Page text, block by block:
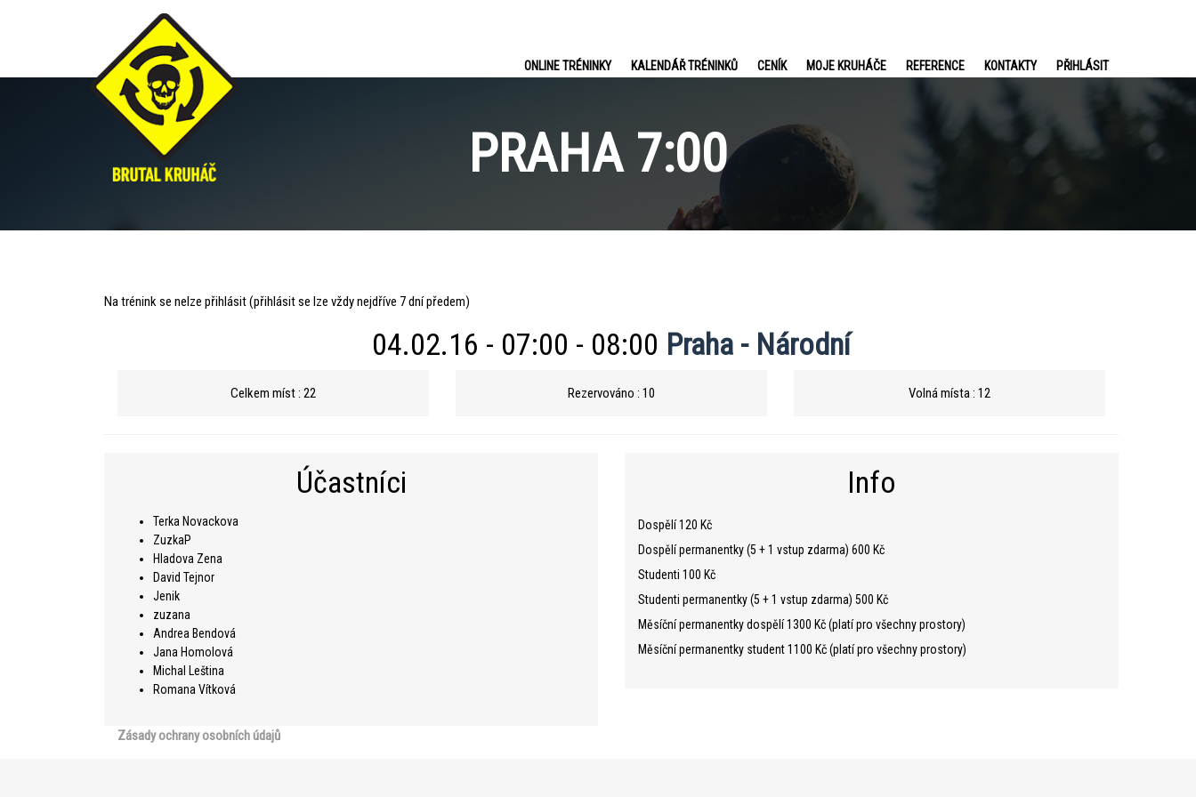
ONLINE TRÉNINKY KALENDÁŘ TRÉNINKŮ CENÍK MOJE KRUHÁČE REFERENCE KONTAKTY PŘIHLÁSIT
PRAHA 7:00
Praha
Na trénink se nelze přihlásit (přihlásit se lze vždy nejdříve 7 dní předem)
04.02.16 - 07:00 - 08:00 Praha - Národní
Celkem míst : 22 Rezervováno : 10 Volná místa : 12
Účastníci
Terka Novackova
ZuzkaP
Hladova Zena
David Tejnor
Jenik
zuzana
Andrea Bendová
Jana Homolová
Michal Leština
Romana Vítková
Info
Dospělí 120 Kč
Dospělí permanentky (5 + 1 vstup zdarma) 600 Kč
Studenti 100 Kč
Studenti permanentky (5 + 1 vstup zdarma) 500 Kč
Měsíční permanentky dospělí 1300 Kč (platí pro všechny prostory)
Měsíční permanentky student 1100 Kč (platí pro všechny prostory)
Zásady ochrany osobních údajů